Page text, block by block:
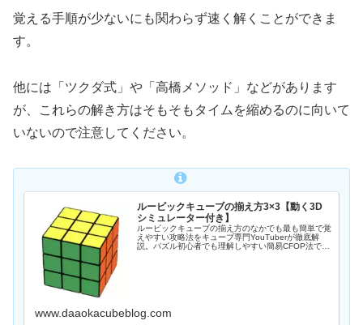
覚える手順が少ないにも関わらず速く解くことができま
す。
他には「ツクダ式」や「高橋メソッド」などがあります
が、これらの解き方はそもそもタイムを縮めるのに向いて
いないので注意してください。
ルービックキューブの揃え方3×3【動く3D
シミュレーター付き】
ルービックキューブの揃え方のなかでも最も簡単で覚
えやすい攻略法をキューブ専門YouTuberが徹底解
説。パズル初心者でも理解しやすい簡易CFOP法で、
www.daaokacubeblog.com